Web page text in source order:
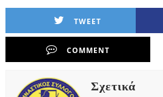
TWEET
COMMENT
Σχετικά